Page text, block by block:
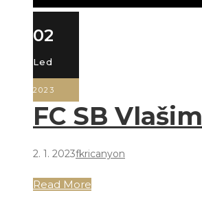
02
Led
2023
FC SB Vlašim
2. 1. 2023fkricanyon
Read More